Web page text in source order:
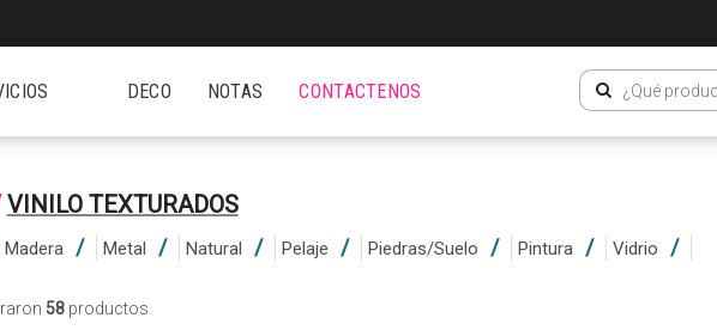
DECO NOTAS CONTACTENOS
VINILO TEXTURADOS
Madera Metal Natural Pelaje Piedras/Suelo Pintura Vidrio
58 productos